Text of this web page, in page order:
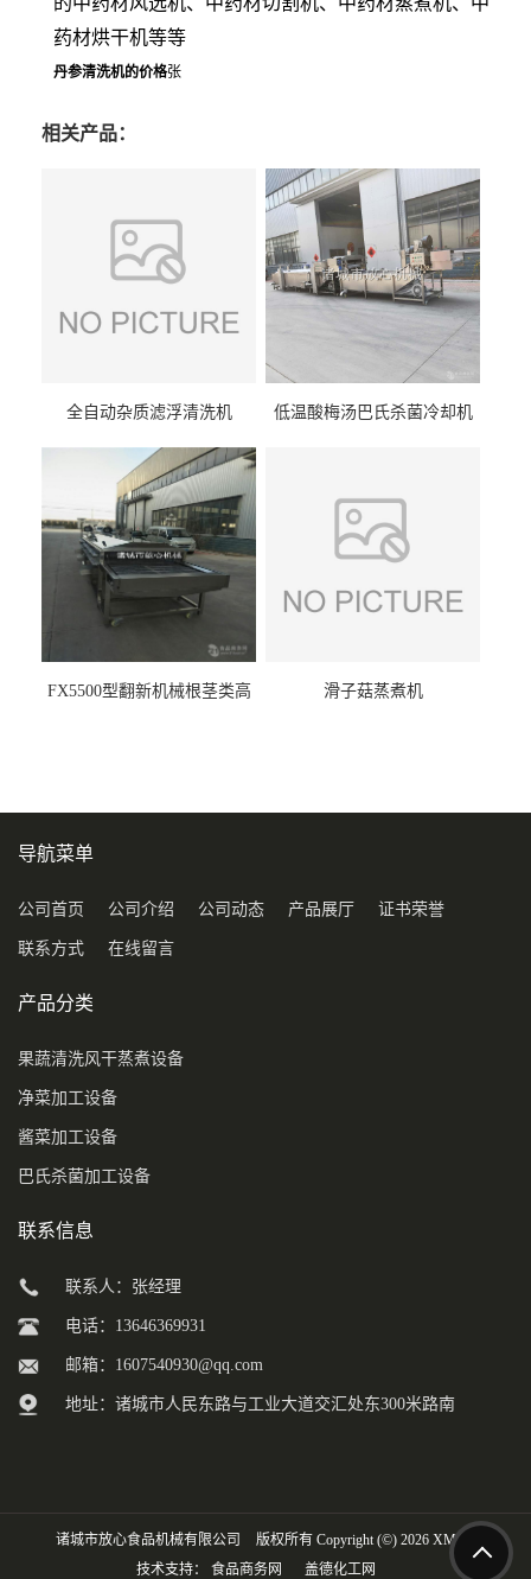
药材烘干机等等
丹参清洗机的价格张
相关产品：
全自动杂质滤浮清洗机 低温酸梅汤巴氏杀菌冷却机
FX5500型翻新机械根茎类高
滑子菇蒸煮机
导航菜单
公司首页 公司介绍 公司动态 产品展厅 证书荣誉
联系方式 在线留言
产品分类
果蔬清洗风干蒸煮设备
净菜加工设备
酱菜加工设备
巴氏杀菌加工设备
联系信息
联系人：张经理
电话：13646369931
邮箱： 1607540930@qq.com
地址：诸城市人民东路与工业大道交汇处东300米路南
诸城市放心食品机械有限公司 版权所有 Copyright (©) 2026 XML
技术支持： 食品商务网 盖德化工网